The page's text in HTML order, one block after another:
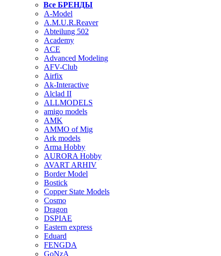
Все БРЕНДЫ
A-Model
A.M.U.R.Reaver
Abteilung 502
Academy
ACE
Advanced Modeling
AFV-Club
Airfix
Ak-Interactive
Alclad II
ALLMODELS
amigo models
AMK
AMMO of Mig
Ark models
Arma Hobby
AURORA Hobby
AVART ARHIV
Border Model
Bostick
Copper State Models
Cosmo
Dragon
DSPIAE
Eastern express
Eduard
FENGDA
GoNzA